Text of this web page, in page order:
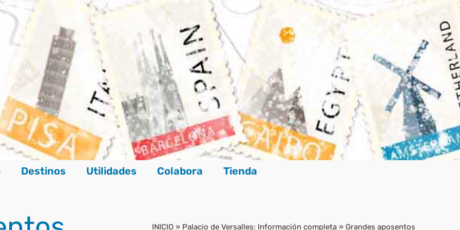
Destinos Utilidades Colabora Tienda
INICIO » Palacio de Versalles: Información completa » Grandes aposentos